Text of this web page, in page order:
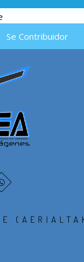
Se Contribuidor